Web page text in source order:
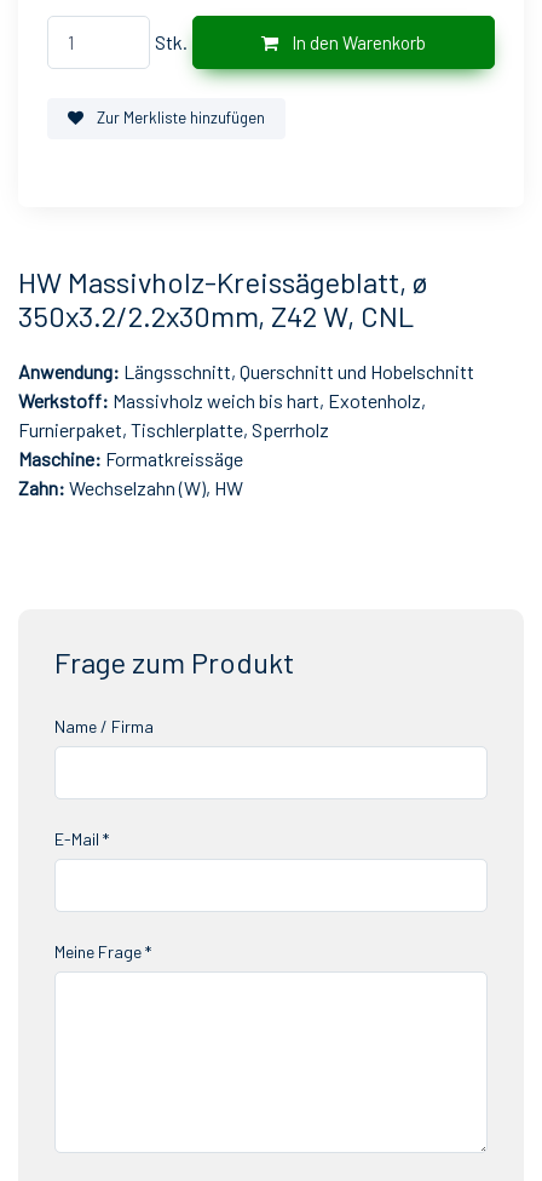
Stk. In den Warenkorb
Zur Merkliste hinzufügen
HW Massivholz-Kreissägeblatt, ø
350x3.2/2.2x30mm, Z42 W, CNL
Anwendung: Längsschnitt, Querschnitt und Hobelschnitt
Werkstoff: Massivholz weich bis hart, Exotenholz,
Furnierpaket, Tischlerplatte, Sperrholz
Maschine: Formatkreissäge
Zahn: Wechselzahn (W), HW
Frage zum Produkt
Name / Firma
E-Mail *
Meine Frage *